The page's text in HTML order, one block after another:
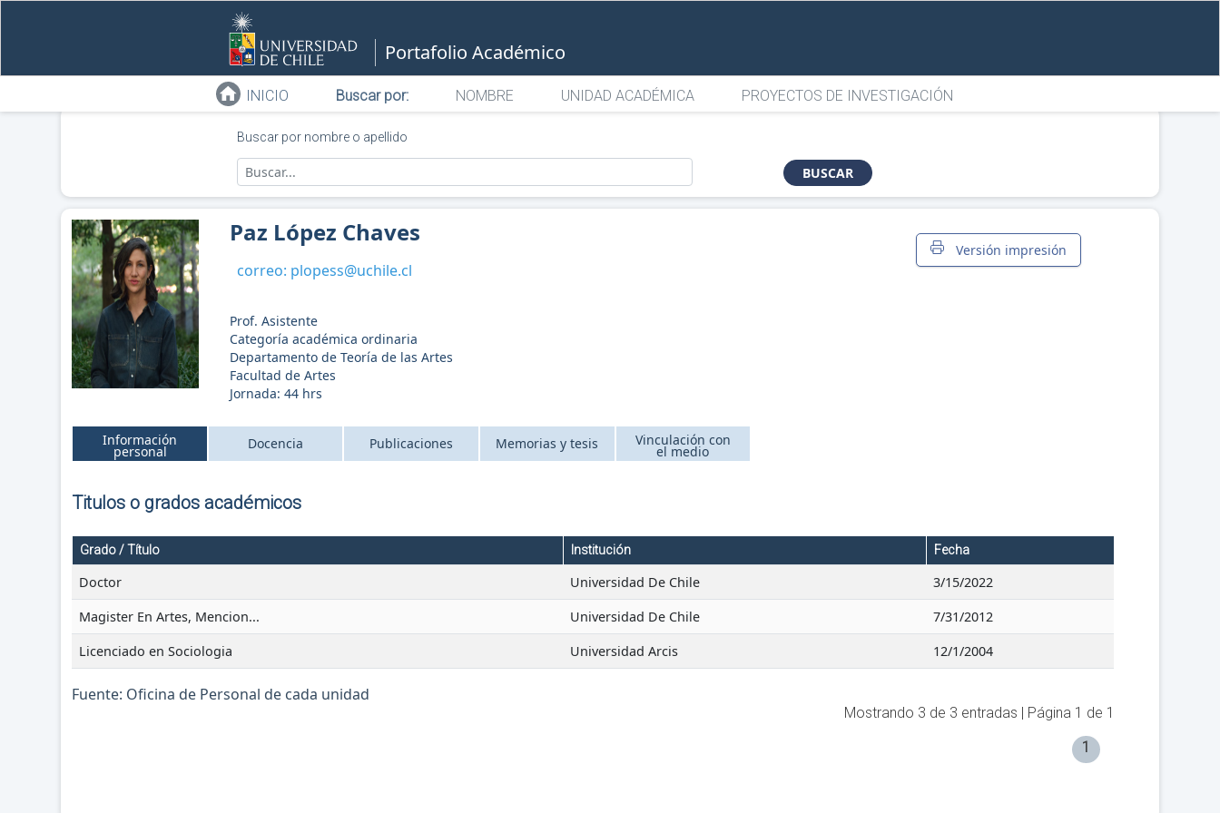
Portafolio Académico
INICIO Buscar por: NOMBRE UNIDAD ACADÉMICA PROYECTOS DE INVESTIGACIÓN
Buscar por nombre o apellido
BUSCAR
Versión impresión
Paz López Chaves
correo: plopess@uchile.cl
Prof. Asistente
Categoría académica ordinaria
Departamento de Teoría de las Artes
Facultad de Artes
Jornada: 44hrs
Información
personal Docencia Publicaciones Memorias y tesis Vinculación con
el medio
Titulos o grados académicos
Grado / Título Institución Fecha
Doctor Universidad De Chile
3/15/2022
Magister En Artes, Mencion...
Universidad De Chile
7/31/2012
Licenciado en Sociologia
Universidad Arcis 12/1/2004
Fuente: Oficina de Personal de cada unidad
Mostrando 3 de 3 entradas | Página 1 de 1
1